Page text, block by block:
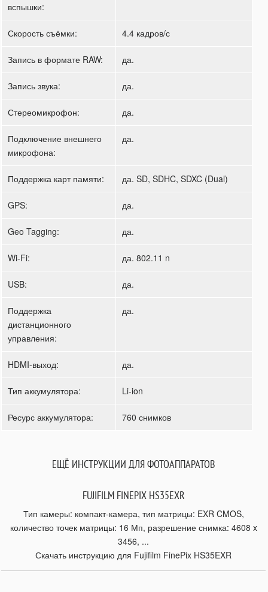
вспышки:
Скорость съёмки: 4.4 кадров/с
Запись в формате RAW: да.
Запись звука: да.
Стереомикрофон: да.
Подключение внешнего
микрофона:
да.
Поддержка карт памяти: да. SD, SDHC, SDXC (Dual)
GPS: да.
Geo Tagging: да.
Wi-Fi: да. 802.11 n
USB: да.
Поддержка
дистанционного
управления:
да.
HDMI-выход: да.
Тип аккумулятора: Li-ion
Ресурс аккумулятора: 760 снимков
ЕЩЁ ИНСТРУКЦИИ ДЛЯ ФОТОАППАРАТОВ
FUJIFILM FINEPIX HS35EXR
Тип камеры: компакт-камера, тип матрицы: EXR CMOS,
количество точек матрицы: 16 Мп, разрешение снимка: 4608 x
3456, ...
Скачать инструкцию для Fujifilm FinePix HS35EXR